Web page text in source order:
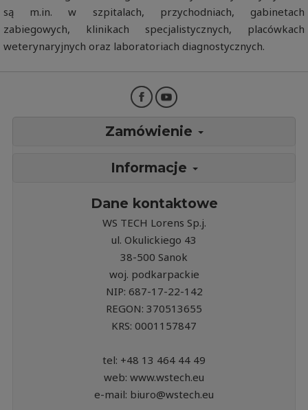
są m.in. w szpitalach, przychodniach, gabinetach
zabiegowych, klinikach specjalistycznych, placówkach
weterynaryjnych oraz laboratoriach diagnostycznych.
Zamówienie
Informacje
Dane kontaktowe
WS TECH Lorens Sp.j.
ul. Okulickiego 43
38-500 Sanok
woj. podkarpackie
NIP: 687-17-22-142
REGON: 370513655
KRS: 0001157847
tel: +48 13 464 44 49
web: www.wstech.eu
e-mail: biuro@wstech.eu